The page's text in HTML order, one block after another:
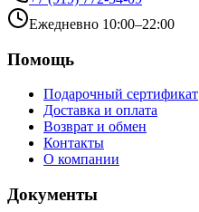
Ежедневно 10:00–22:00
Помощь
Подарочный сертификат
Доставка и оплата
Возврат и обмен
Контакты
О компании
Документы